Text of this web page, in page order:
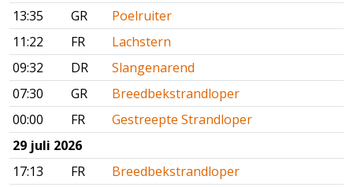
13:35
GR
Poelruiter
11:22
FR
Lachstern
09:32
DR
Slangenarend
07:30
GR
Breedbekstrandloper
00:00
FR
Gestreepte Strandloper
29 juli 2026
17:13
FR
Breedbekstrandloper